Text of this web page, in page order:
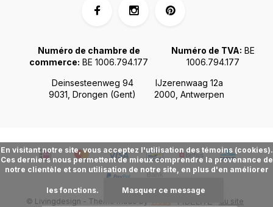
Deinsesteenweg 94
9031, Drongen (Gent)
IJzerenwaag 12a
2000, Antwerpen
Numéro de chambre de
commerce: BE 1006.794.177
Numéro de TVA: BE
1006.794.177
© Livingdesign - Theme made by Webdinge.nl Plan du site
En visitant notre site, vous acceptez l'utilisation des témoins (cookies).
Ces derniers nous permettent de mieux comprendre la provenance de
notre clientèle et son utilisation de notre site, en plus d'en améliorer
les fonctions.
Masquer ce message
FIDÉLITÉ